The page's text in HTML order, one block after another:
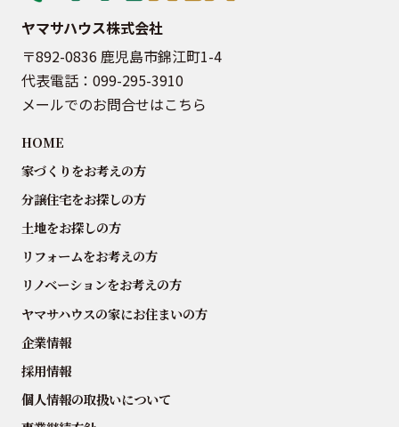
ヤマサハウス株式会社
〒892-0836 鹿児島市錦江町1-4
代表電話： 099-295-3910
メールでのお問合せはこちら
HOME
家づくりをお考えの方
分譲住宅をお探しの方
土地をお探しの方
リフォームをお考えの方
リノベーションをお考えの方
ヤマサハウスの家にお住まいの方
企業情報
採用情報
個人情報の取扱いについて